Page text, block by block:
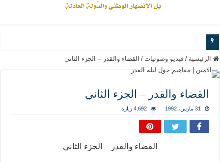
www.alamine.net
مواقف وآراء العلاّمة السيد علي الأمين من الأحداث والقضايا - اضغط للاطلاع
إذا كان التسنن هو الإيمان بسنة رسول الله ( صلى الله عليه وآله) فكلّ
علاقات المذاهب والأديان لا يجوز أن تكون على حساب الأوطان
لن تحمينا مذاهبنا ولا طوائفنا ولا أحزابنا ولا جماعاتنا، بل الإنصهار الوطني والدولة
ليست المنفعة تأتي من إسلامية النّظام كما لا تأتي المضرة من مسيحية النظام
الرئيسية / فيديو وصوتيات / القضاء والقدر – الجزء الثاني
القضاء والقدر – الجزء الثاني
31 مارس، 1992 4,692 زيارة
القضاء والقدر – الجزء الثاني